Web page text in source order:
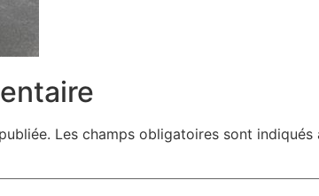
Les champs obligatoires sont indiqués